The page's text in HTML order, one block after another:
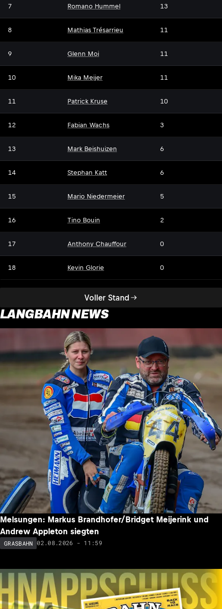
Voller Stand
7 Romano Hummel 13
8 Mathias Trésarrieu 11
9 Glenn Moi 11
10 Mika Meijer 11
11 Patrick Kruse 10
12 Fabian Wachs 3
13 Mark Beishuizen 6
14 Stephan Katt 6
15 Mario Niedermeier 5
16 Tino Bouin 2
17 Anthony Chauffour 0
18 Kevin Glorie 0
LANGBAHN NEWS
Melsungen: Markus Brandhofer/Bridget Meijerink und
Andrew Appleton siegten
GRASBAHN 02.08.2026 - 11:59